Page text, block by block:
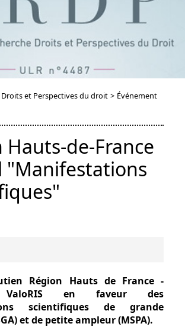
et Perspectives du droit > Événement
Hauts-de-France
"Manifestations
Région Hauts de France -
ValoRIS en faveur des
scientifiques de grande
et de petite ampleur (MSPA).